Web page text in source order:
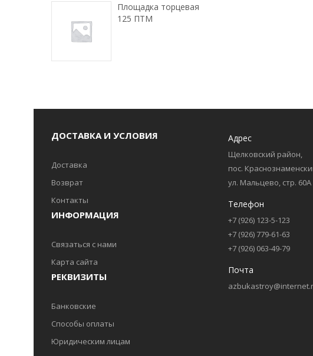
Площадка торцевая
125 ПТМ
ДОСТАВКА И УСЛОВИЯ
Доставка
Возврат
Контакты
ИНФОРМАЦИЯ
Связаться с нами
Карта сайта
РЕКВИЗИТЫ
Банковские
Способы оплаты
Юридическим лицам
Адрес
Щелковский район,
пос.
ул. Мальцево, стр. 60А
Телефон
+7 (926) 123-5-123
+7 (926) 779-61-63
+7 (926) 063-49-79
Почта